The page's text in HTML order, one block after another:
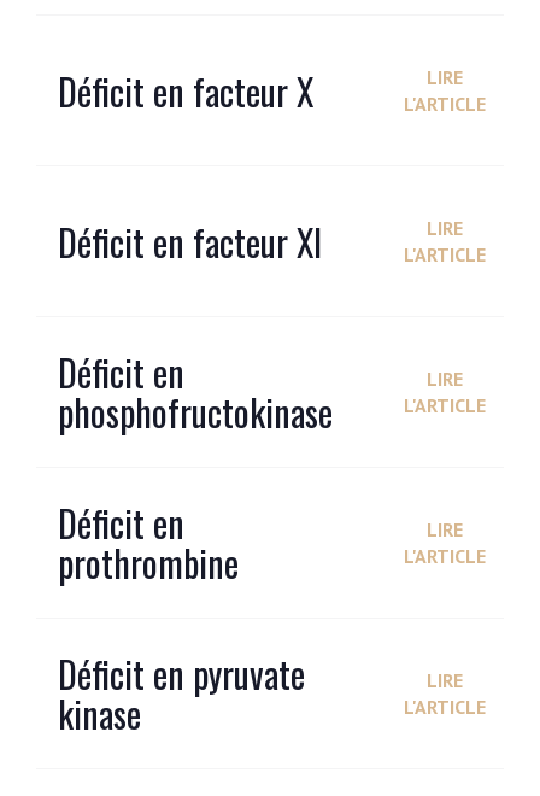
Déficit en facteur X
LIRE
L'ARTICLE
Déficit en facteur XI
LIRE
L'ARTICLE
Déficit en
phosphofructokinase
LIRE
L'ARTICLE
Déficit en
prothrombine
LIRE
L'ARTICLE
Déficit en pyruvate
kinase
LIRE
L'ARTICLE